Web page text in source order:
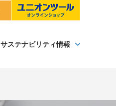
サステナビリティ情報